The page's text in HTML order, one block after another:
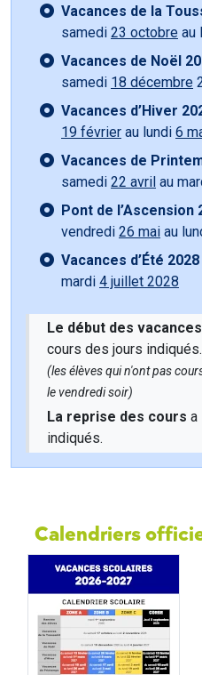
Vacances de la
samedi 23 octobre au
Vacances de Noël
samedi 18 décembre
Vacances d’Hiver
19 février au lundi 6
Vacances de
samedi 22 avril au
Pont de l’Ascension
vendredi 26 mai au
Vacances d’Été
mardi 4 juillet 2028
Le début des vacances
cours des jours indiqués.
(les élèves qui n'ont pas
le vendredi soir)
La reprise des cours a
indiqués.
Calendriers